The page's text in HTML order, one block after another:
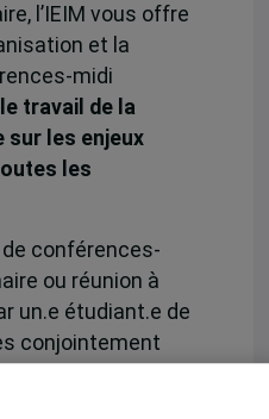
l’IEIM vous offre
et la
midi
travail de la
sur les enjeux
les
conférences-
ou réunion à
un.e étudiant.e de
conjointement
de recherche